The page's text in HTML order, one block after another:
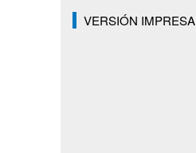
VERSIÓN IMPRESA